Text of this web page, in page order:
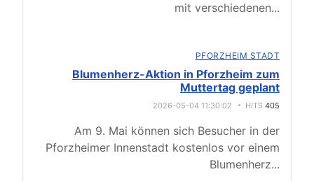
mit verschiedenen...
PFORZHEIM STADT
Blumenherz-Aktion in Pforzheim zum
Muttertag geplant
2026-05-04 11:30:02 HITS 405
Am 9. Mai können sich Besucher in der
Pforzheimer Innenstadt kostenlos vor einem
Blumenherz...